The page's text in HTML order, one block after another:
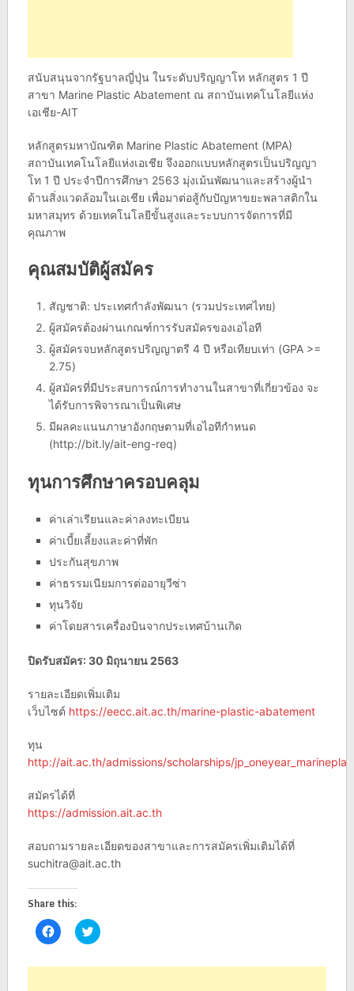
สนับสนุนจากรัฐบาลญี่ปุ่น ในระดับปริญญาโท หลักสูตร 1 ปี
สาขา Marine Plastic Abatement ณ สถาบันเทคโนโลยีแห่ง
เอเชีย-AIT
หลักสูตรมหาบัณฑิต Marine Plastic Abatement (MPA)
สถาบันเทคโนโลยีแห่งเอเชีย จึงออกแบบหลักสูตรเป็นปริญญา
โท 1 ปี ประจำปีการศึกษา 2563 มุ่งเม้นพัฒนาและสร้างผู้นำ
ด้านสิ่งแวดล้อมในเอเชีย เพื่อมาต่อสู้กับปัญหาขยะพลาสติกใน
มหาสมุทร ด้วยเทคโนโลยีขั้นสูงและระบบการจัดการที่มี
คุณภาพ
คุณสมบัติผู้สมัคร
สัญชาติ: ประเทศกำลังพัฒนา (รวมประเทศไทย)
ผู้สมัครต้องผ่านเกณฑ์การรับสมัครของเอไอที
ผู้สมัครจบหลักสูตรปริญญาตรี 4 ปี หรือเทียบเท่า (GPA >=
2.75)
ผู้สมัครที่มีประสบการณ์การทำงานในสาขาที่เกี่ยวข้อง จะ
ได้รับการพิจารณาเป็นพิเศษ
มีผลคะแนนภาษาอังกฤษตามที่เอไอทีกำหนด
(http://bit.ly/ait-eng-req)
ทุนการศึกษาครอบคลุม
ค่าเล่าเรียนและค่าลงทะเบียน
ค่าเบี้ยเลี้ยงและค่าที่พัก
ประกันสุขภาพ
ค่าธรรมเนียมการต่ออายุวีซ่า
ทุนวิจัย
ค่าโดยสารเครื่องบินจากประเทศบ้านเกิด
ปิดรับสมัคร: 30 มิถุนายน 2563
รายละเอียดเพิ่มเติม
เว็บไซต์ https://eecc.ait.ac.th/marine-plastic-abatement
ทุน
http://ait.ac.th/admissions/scholarships/
สมัครได้ที่
https://admission.ait.ac.th
สอบถามรายละเอียดของสาขาและการสมัครเพิ่มเติมได้ที่
suchitra@ait.ac.th
Share this:
Click
to
Facebook
Click
to
Twitter